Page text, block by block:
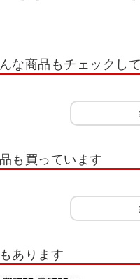
バー
な商品もチェックし
も買っています
あります